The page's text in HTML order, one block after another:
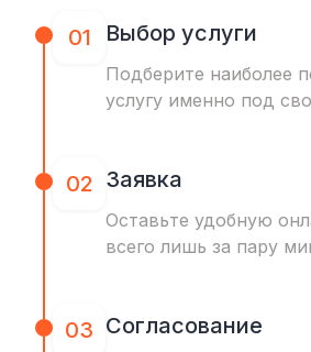
01 Выбор услуги
Подберите наиболее
услугу именно под
02 Заявка
Оставьте удобную
всего лишь за пару
03 Согласование